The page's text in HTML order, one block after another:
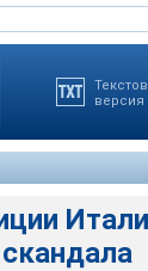
версия